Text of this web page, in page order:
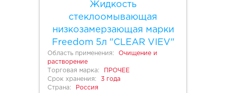
Жидкость
стеклоомывающая
низкозамерзающая марки
Freedom 5л "CLEAR VIEV"
Область применения:
Очищение и
растворение
Торговая марка:
ПРОЧЕЕ
Срок хранения:
3 года
Страна:
Россия